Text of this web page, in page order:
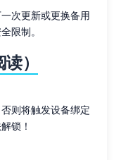
次更新或更换备用
限制。
）
则将触发设备绑定
锁！